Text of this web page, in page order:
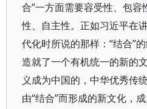
合”一方面需要容受性、包
性、自主性。正如习近平在
代化时所说的那样：“结合”
造就了一个有机统一的新的
义成为中国的，中华优秀传
由“结合”而形成的新文化，